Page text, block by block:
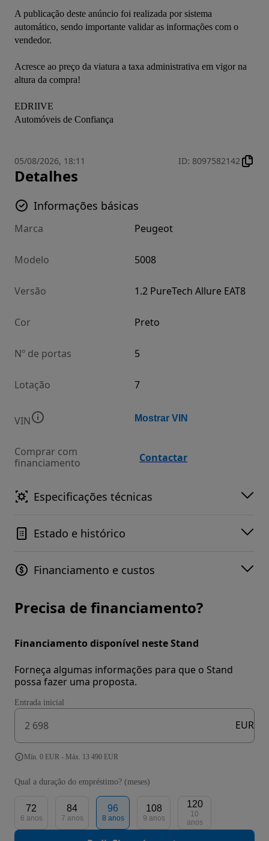
A publicação deste anúncio foi realizada por sistema
automático, sendo importante validar as informações com o
vendedor.
Acresce ao preço da viatura a taxa administrativa em vigor na
altura da compra!
EDRIIVE
Automóveis de Confiança
05/08/2026, 18:11 ID: 8097582142
Detalhes
Informações básicas
Marca Peugeot
Modelo 5008
Versão 1.2 PureTech Allure EAT8
Cor Preto
Nº de portas 5
Lotação 7
VIN Mostrar VIN
Comprar com
financiamento
Contactar
Especificações técnicas
Estado e histórico
Financiamento e custos
Precisa de financiamento?
Financiamento disponível neste Stand
Forneça algumas informações para que o Stand
possa fazer uma proposta.
Entrada inicial
EUR
Mín. 0 EUR - Máx. 13 490 EUR
Qual a duração do empréstimo? (meses)
72
6 anos
84
7 anos
96
8 anos
108
9 anos
120
10
anos